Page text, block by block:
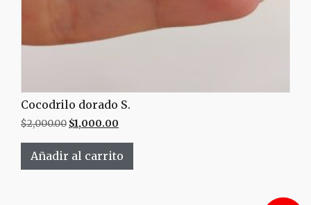
Cocodrilo dorado S.
$2,000.00 $1,000.00
Añadir al carrito